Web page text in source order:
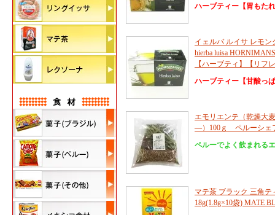
ハーブティー【胃もた
イェルバ ルイサ レモン
hierba luisa HORNIMANS
【ハーブティ】【リフ
ハーブティー【甘酸っ
エモリエンテ（乾燥大
―）100ｇ ペルーシェ
ペルーでよく飲まれる
マテ茶 ブラック 三角テ
18g(1.8g×10袋) MATE